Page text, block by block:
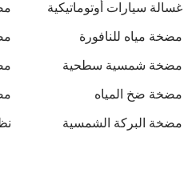
غسالة سيارات أوتوماتيكية
مضخة مياه للنافورة
مضخة شمسية سطحية
مضخة ضخ المياه
مضخة البركة الشمسية